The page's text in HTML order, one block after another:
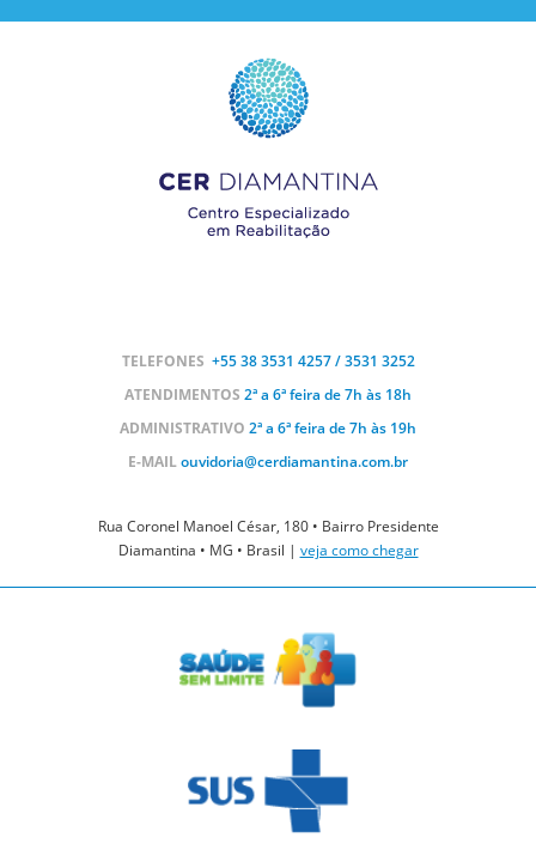
TELEFONES +55 383531 4257 / 3531 3252
ATENDIMENTOS 2ª a 6ª feira de 7h às 18h
ADMINISTRATIVO 2ª a 6ª feira de 7h às 19h
E-MAILouvidoria@cerdiamantina.com.br
Rua Coronel Manoel César, 180 • Bairro Presidente
Diamantina • MG • Brasil | veja como chegar